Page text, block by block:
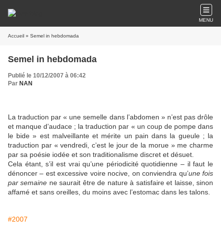
MENU
Accueil » Semel in hebdomada
Semel in hebdomada
Publié le 10/12/2007 à 06:42
Par NAN
La traduction par « une semelle dans l’abdomen » n’est pas drôle
et manque d’audace ; la traduction par « un coup de pompe dans
le bide » est malveillante et mérite un pain dans la gueule ; la
traduction par « vendredi, c’est le jour de la morue » me charme
par sa poésie iodée et son traditionalisme discret et désuet.
Cela étant, s’il est vrai qu’une périodicité quotidienne – il faut le
dénoncer – est excessive voire nocive, on conviendra qu’une fois
par semaine ne saurait être de nature à satisfaire et laisse, sinon
affamé et sans oreilles, du moins avec l’estomac dans les talons.
#2007